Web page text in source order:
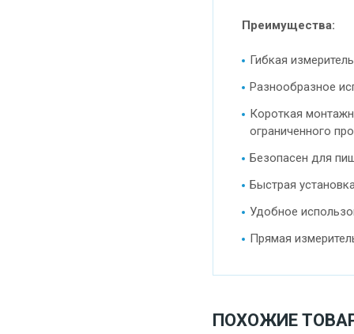
Преимущества:
Гибкая
Разнообразное
Короткая
ограниченного
Безопасен для
Быстрая
Удобное
Прямая
ПОХОЖИЕ